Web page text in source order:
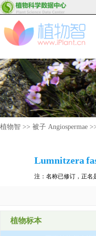
植物智 >> 被子 Angiospermae
Lumnitzera
注：名称已修订，正名
植物标本